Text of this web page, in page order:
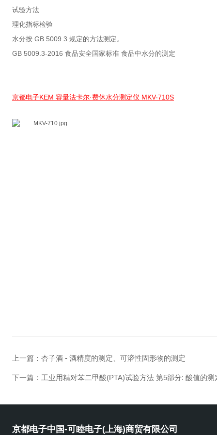
试验方法
理化指标检验
水分按 GB 5009.3 规定的方法测定。
GB 5009.3-2016 食品安全国家标准 食品中水分的测定
京都电子KEM 容量法卡尔·费休水分测定仪 MKV-710S
上一篇： 杏子酒 - 酒精度的测定、可溶性固形物的测定
下一篇： 工业用精对苯二甲酸(PTA)试验方法 第5部分: 酸值的
京都电子中国-可睦电子(上海)商贸有限公司